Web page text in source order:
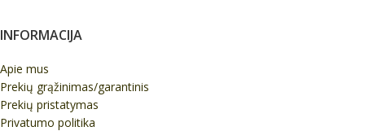
INFORMACIJA
Apie mus
Prekių grąžinimas/garantinis
Prekių pristatymas
Privatumo politika